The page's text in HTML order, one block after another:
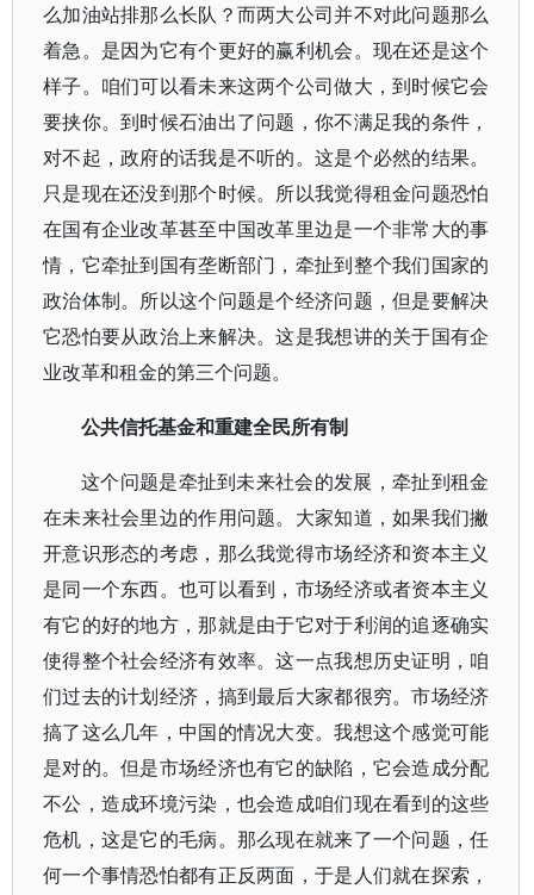
么加油站排那么长队？而两大公司并不对此问题那么
着急。是因为它有个更好的赢利机会。现在还是这个
样子。咱们可以看未来这两个公司做大，到时候它会
要挟你。到时候石油出了问题，你不满足我的条件，
对不起，政府的话我是不听的。这是个必然的结果。
只是现在还没到那个时候。所以我觉得租金问题恐怕
在国有企业改革甚至中国改革里边是一个非常大的事
情，它牵扯到国有垄断部门，牵扯到整个我们国家的
政治体制。所以这个问题是个经济问题，但是要解决
它恐怕要从政治上来解决。这是我想讲的关于国有企
业改革和租金的第三个问题。
公共信托基金和重建全民所有制
这个问题是牵扯到未来社会的发展，牵扯到租金
在未来社会里边的作用问题。大家知道，如果我们撇
开意识形态的考虑，那么我觉得市场经济和资本主义
是同一个东西。也可以看到，市场经济或者资本主义
有它的好的地方，那就是由于它对于利润的追逐确实
使得整个社会经济有效率。这一点我想历史证明，咱
们过去的计划经济，搞到最后大家都很穷。市场经济
搞了这么几年，中国的情况大变。我想这个感觉可能
是对的。但是市场经济也有它的缺陷，它会造成分配
不公，造成环境污染，也会造成咱们现在看到的这些
危机，这是它的毛病。那么现在就来了一个问题，任
何一个事情恐怕都有正反两面，于是人们就在探索，